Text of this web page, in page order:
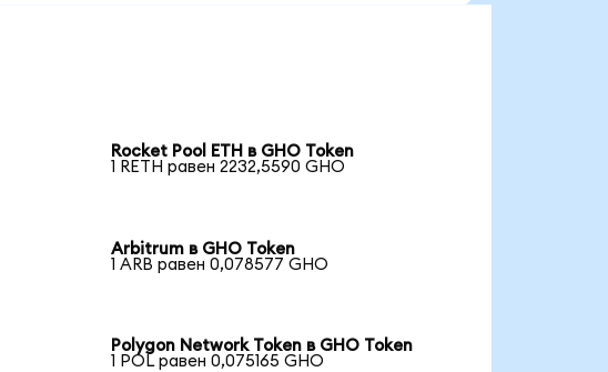
Rocket Pool ETH в GHO Token
1 RETH равен 2232,5590 GHO
Arbitrum в GHO Token
1 ARB равен 0,078577 GHO
Polygon Network Token в GHO Token
1 POL равен 0,075165 GHO